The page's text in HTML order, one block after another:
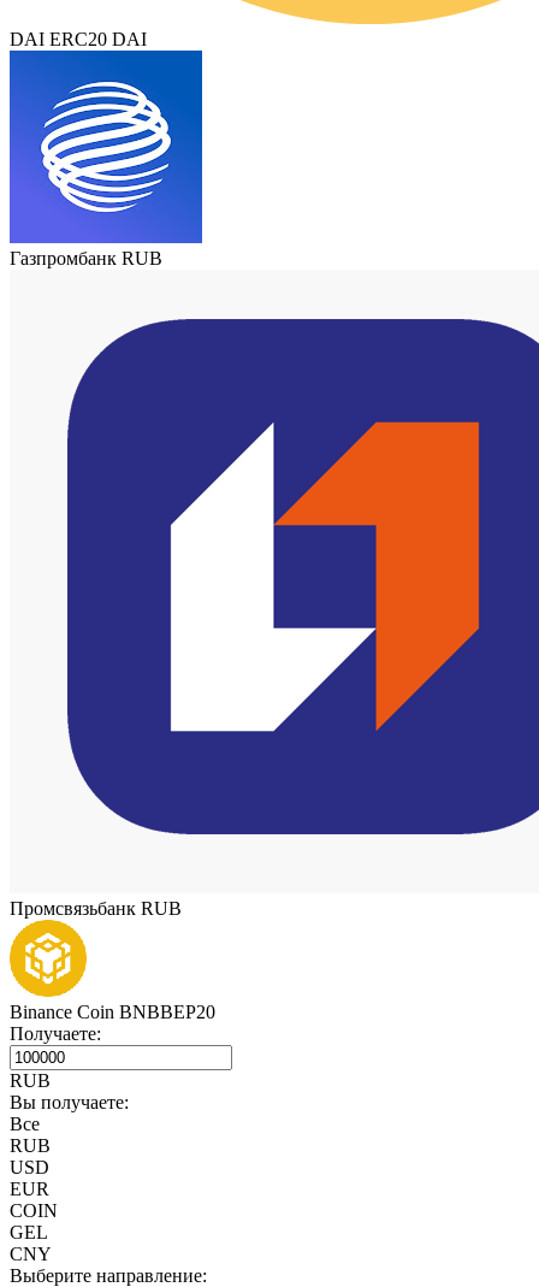
DAI ERC20 DAI
Газпромбанк RUB
Промсвязьбанк RUB
Binance Coin BNBBEP20
Получаете:
RUB
Вы получаете:
Все
RUB
USD
EUR
COIN
GEL
CNY
Выберите направление: